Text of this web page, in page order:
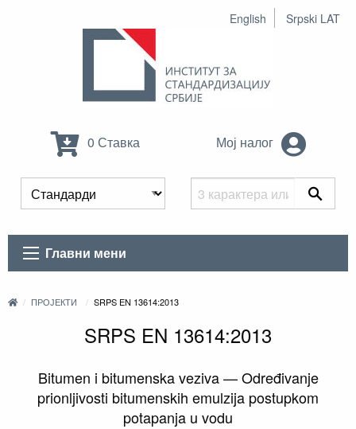
English Srpski LAT
0 Ставка Мој налог
Главни мени
ПРОЈЕКТИ SRPS EN 13614:2013
SRPS EN 13614:2013
Bitumen i bitumenska veziva — Određivanje
prionljivosti bitumenskih emulzija postupkom
potapanja u vodu